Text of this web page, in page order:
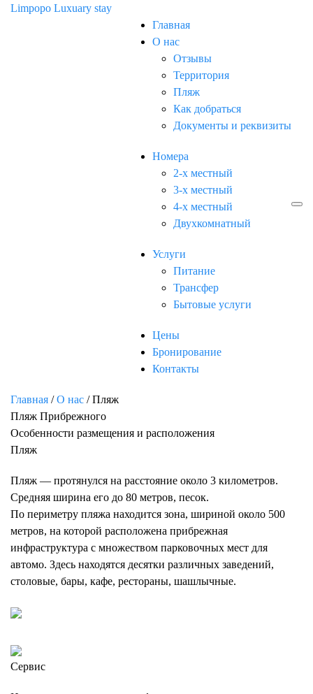
Limpopo Luxuary stay
Главная
О нас
Отзывы
Территория
Пляж
Как добраться
Документы и реквизиты
Номера
2-х местный
3-х местный
4-х местный
Двухкомнатный
Услуги
Питание
Трансфер
Бытовые услуги
Цены
Бронирование
Контакты
Главная /О нас /Пляж
Пляж Прибрежного
Особенности размещения и расположения
Пляж
Пляж — протянулся на расстояние около 3 километров.
Средняя ширина его до 80 метров, песок.
По периметру пляжа находится зона, шириной около 500
метров, на которой расположена прибрежная
инфраструктура с множеством парковочных мест для
автомо. Здесь находятся десятки различных заведений,
столовые, бары, кафе, рестораны, шашлычные.
Сервис